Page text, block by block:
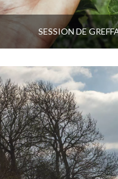
SESSION DE